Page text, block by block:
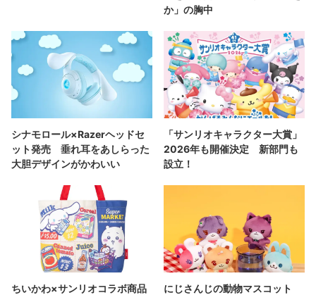
か」の胸中
シナモロール×Razerヘッドセ
ット発売 垂れ耳をあしらった
大胆デザインがかわいい
「サンリオキャラクター大賞」
2026年も開催決定 新部門も
設立！
ちいかわ×サンリオコラボ商品
にじさんじの動物マスコット